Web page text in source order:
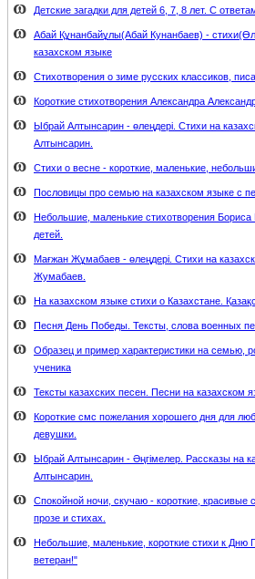
Детские загадки для детей 6, 7, 8 лет. С
Абай Құнанбайұлы(Абай Кунанбаев) -
казахском языке
Стихотворения о зиме русских классиков,
Короткие стихотворения Александра
Ыбрай Алтынсарин - өлеңдері. Стихи на
Алтынсарин.
Стихи о весне - короткие, маленькие,
Пословицы про семью на казахском языке с
Небольшие, маленькие стихотворения Бориса
детей.
Мағжан Жұмабаев - өлеңдері. Стихи на
Жумабаев.
На казахском языке стихи о Казахстане.
Песня День Победы. Тексты, слова военных
Образец и пример характеристики на семью,
ученика
Тексты казахских песен. Песни на казахском
Короткие смс пожелания хорошего дня для
девушки.
Ыбрай Алтынсарин - Әңгімелер. Рассказы на
Алтынсарин.
Спокойной ночи, скучаю - короткие,
прозе и стихах.
Небольшие, маленькие, короткие стихи к
ветеран!"